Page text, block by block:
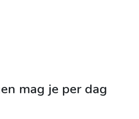
mag je per dag